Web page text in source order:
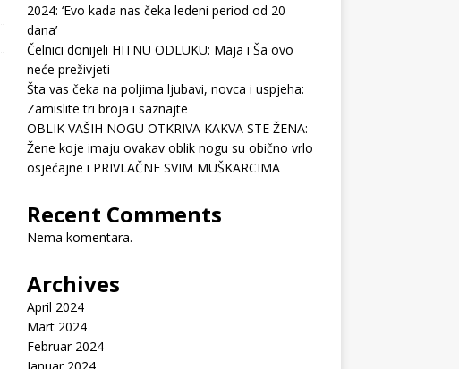
2024: ‘Evo kada nas čeka ledeni period od 20
dana’
Čelnici donijeli HITNU ODLUKU: Maja i Ša ovo
neće preživjeti
Šta vas čeka na poljima ljubavi, novca i uspjeha:
Zamislite tri broja i saznajte
OBLIK VAŠIH NOGU OTKRIVA KAKVA STE ŽENA:
Žene koje imaju ovakav oblik nogu su obično vrlo
osjećajne i PRIVLAČNE SVIM MUŠKARCIMA
Recent Comments
Nema komentara.
Archives
April 2024
Mart 2024
Februar 2024